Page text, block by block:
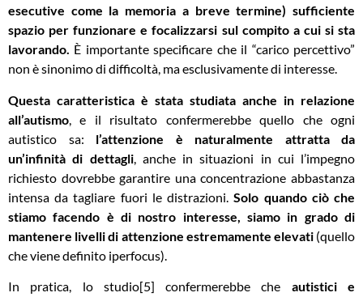
esecutive come la memoria a breve termine) sufficiente
spazio per funzionare e focalizzarsi sul compito a cui si sta
lavorando. È importante specificare che il “carico percettivo”
non è sinonimo di difficoltà, ma esclusivamente di interesse.
Questa caratteristica è stata studiata anche in relazione
all’autismo, e il risultato confermerebbe quello che ogni
autistico sa: l’attenzione è naturalmente attratta da
un’infinità di dettagli, anche in situazioni in cui l’impegno
richiesto dovrebbe garantire una concentrazione abbastanza
intensa da tagliare fuori le distrazioni.Solo quando ciò che
stiamo facendo è di nostro interesse, siamo in grado di
mantenere livelli di attenzione estremamente elevati(quello
che viene definito iperfocus).
In pratica, lo studio[5] confermerebbe che autistici e